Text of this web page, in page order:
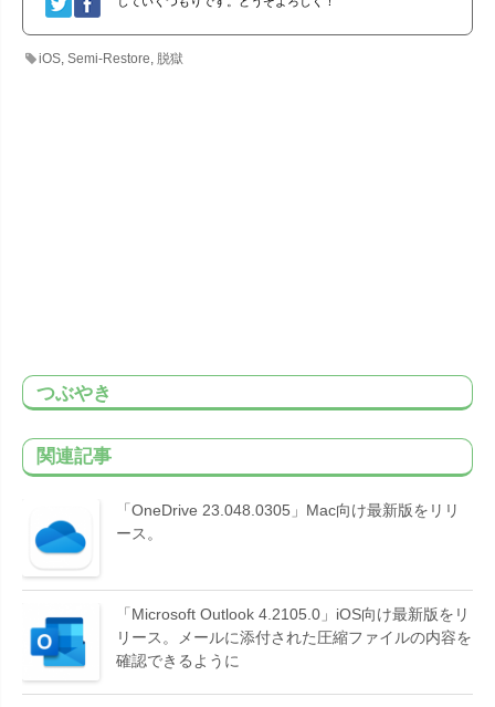
iOS ,Semi-Restore 脱獄
つぶやき
関連記事
「OneDrive 23.048.0305」Mac向け最新版をリリ
ース。
「Microsoft Outlook 4.2105.0」iOS向け最新版をリ
リース。メールに添付された圧縮ファイルの内容を
確認できるように